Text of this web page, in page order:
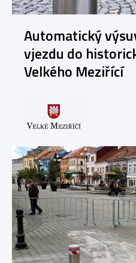
Automatický
vjezdu do
Velkého Meziřící